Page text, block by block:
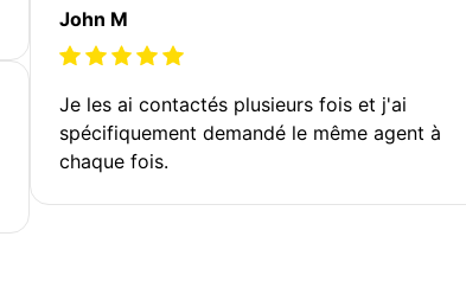
John M
Je les ai contactés plusieurs fois et j'ai
spécifiquement demandé le même agent à
chaque fois.